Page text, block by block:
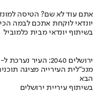
אתם עוד לא שם? הטיסה
יונדאי לוקחת אתכם לבמה
בשיתוף יונדאי מבית כלמוביל
ירושלים 2040: העיר נערכת ל- 1.5 מליון תושבים
מנכ"לית העירייה מציגה
הבא
בשיתוף עיריית ירושלים